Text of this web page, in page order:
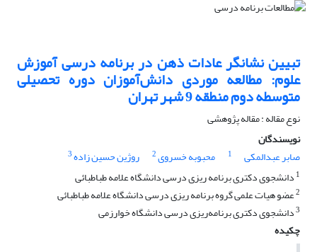
تبیین نشانگر عادات ذهن در برنامه درسی آموزش
علوم: مطالعه موردی دانش‌آموزان دوره تحصیلی
متوسطه دوم منطقه 9 شهر تهران
نوع مقاله : مقاله پژوهشی
نویسندگان
صابر عبدالمکی
1 محبوبه خسروی2 روژین حسین زاده3
1 دانشجوی دکتری برنامه ریزی درسی دانشگاه علامه طباطبائی
2عضو هیات علمی گروه برنامه ریزی درسی دانشگاه علامه طباطبائی
3دانشجوی دکتری برنامه‌ریزی درسی دانشگاه خوارزمی
چکیده